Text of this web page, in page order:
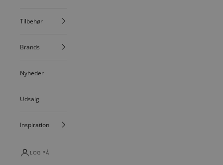
Tilbehør
Brands
Nyheder
Udsalg
Inspiration
LOG PÅ